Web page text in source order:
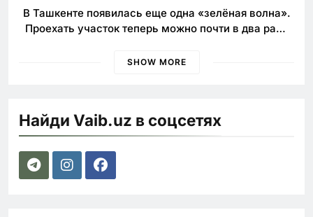
В Ташкенте появилась еще одна «зелёная волна».
Проехать участок теперь можно почти в два раза
SHOW MORE
Найди Vaib.uz в соцсетях